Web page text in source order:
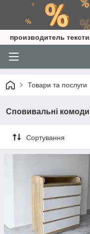
производитель
Товари та послуги
Сповивальні комоди
Сортування